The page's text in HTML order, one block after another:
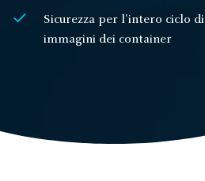
Sicurezza per l'intero ciclo
immagini dei container